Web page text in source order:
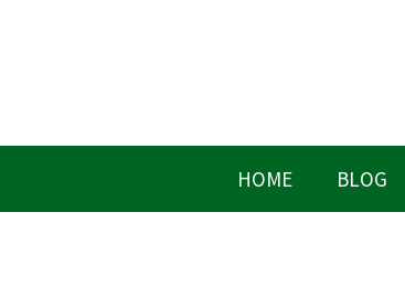
HOME BLOG